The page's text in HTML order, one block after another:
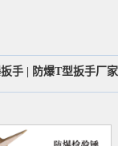
手 防爆T型扳手厂家